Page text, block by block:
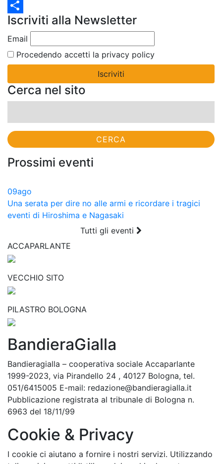
Twitter
Condividi
Iscriviti alla Newsletter
Email
Procedendo accetti la privacy policy
Cerca nel sito
Prossimi eventi
09ago
Una serata per dire no alle armi e ricordare i tragici
eventi di Hiroshima e Nagasaki
Tutti gli eventi
ACCAPARLANTE
VECCHIO SITO
PILASTRO BOLOGNA
BandieraGialla
Bandieragialla – cooperativa sociale Accaparlante
1999-2023, via Pirandello 24 , 40127 Bologna, tel.
051/6415005 E-mail: redazione@bandieragialla.it
Pubblicazione registrata al tribunale di Bologna n.
6963 del 18/11/99
Cookie & Privacy
I cookie ci aiutano a fornire i nostri servizi. Utilizzando